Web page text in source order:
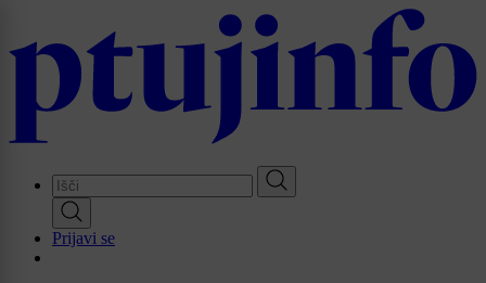
main
Prijavi se